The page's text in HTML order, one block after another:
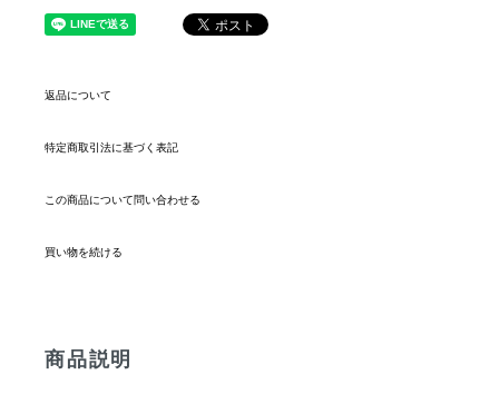
返品について
特定商取引法に基づく表記
この商品について問い合わせる
買い物を続ける
商品説明